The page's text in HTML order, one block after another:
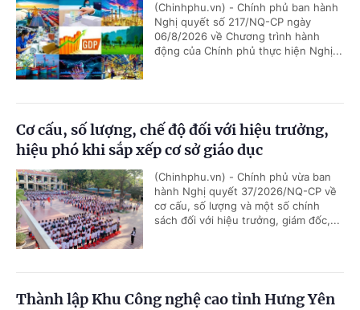
(Chinhphu.vn) - Chính phủ ban hành
Nghị quyết số 217/NQ-CP ngày
06/8/2026 về Chương trình hành
động của Chính phủ thực hiện Nghị...
Cơ cấu, số lượng, chế độ đối với hiệu trưởng,
hiệu phó khi sắp xếp cơ sở giáo dục
(Chinhphu.vn) - Chính phủ vừa ban
hành Nghị quyết 37/2026/NQ-CP về
cơ cấu, số lượng và một số chính
sách đối với hiệu trưởng, giám đốc,...
Thành lập Khu Công nghệ cao tỉnh Hưng Yên